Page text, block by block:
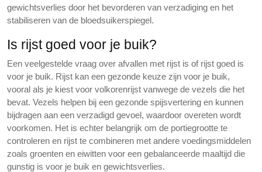
gewichtsverlies door het bevorderen van verzadiging en het
stabiliseren van de bloedsuikerspiegel.
Is rijst goed voor je buik?
Een veelgestelde vraag over afvallen met rijst is of rijst goed is
voor je buik. Rijst kan een gezonde keuze zijn voor je buik,
vooral als je kiest voor volkorenrijst vanwege de vezels die het
bevat. Vezels helpen bij een gezonde spijsvertering en kunnen
bijdragen aan een verzadigd gevoel, waardoor overeten wordt
voorkomen. Het is echter belangrijk om de portiegrootte te
controleren en rijst te combineren met andere voedingsmiddelen
zoals groenten en eiwitten voor een gebalanceerde maaltijd die
gunstig is voor je buik en gewichtsverlies.